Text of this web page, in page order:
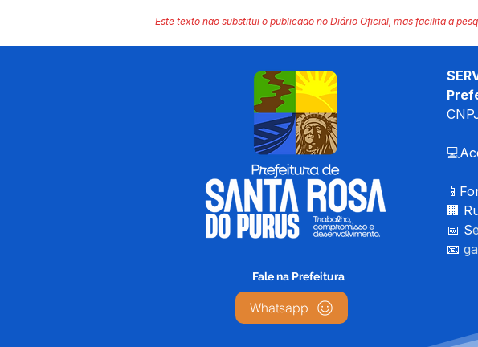
Este texto não substitui o publicado no Diário Oficial, mas facilita a
🏢
📅 S
📧
Fale na Prefeitura
Whatsapp